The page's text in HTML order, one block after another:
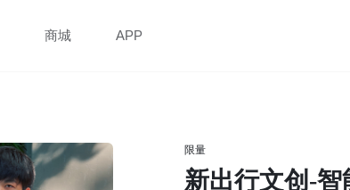
商城 APP
限量
新出行文创-智